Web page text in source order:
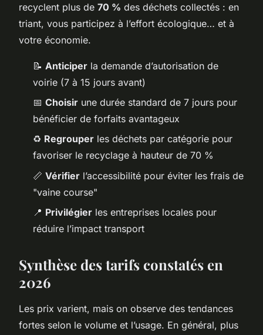
recyclent plus de 70 % des déchets collectés : en
triant, vous participez à l’effort écologique… et à
votre économie.
📝 Anticiper la demande d’autorisation de
voirie (7 à 15 jours avant)
📅 Choisir une durée standard de 7 jours pour
bénéficier de forfaits avantageux
♻️ Regrouper les déchets par catégorie pour
favoriser le recyclage à hauteur de 70 %
📏 Vérifier l’accessibilité pour éviter les frais de
"vaine course"
📍 Privilégier les entreprises locales pour
réduire l’impact transport
Synthèse des tarifs constatés en
2026
Les prix varient, mais on observe des tendances
fortes selon le volume et l’usage. En général, plus